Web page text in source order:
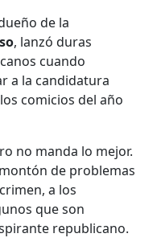
de la
, lanzó duras
cuando
a la candidatura
comicios del año
no manda lo mejor.
de problemas
a los
que son
republicano.